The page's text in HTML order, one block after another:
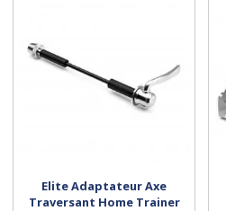
Elite Adaptateur Axe
Traversant Home Trainer